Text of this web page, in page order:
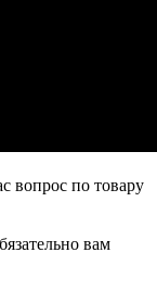
вопрос по товару
вам